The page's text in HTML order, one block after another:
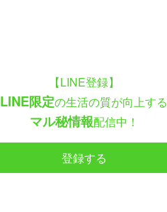
【LINE登録】
LINE限定の生活の質が向上する
マル秘情報配信中！
登録する